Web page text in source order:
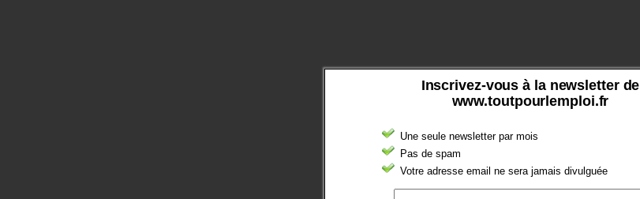
Inscrivez-vous à la newsletter de
www.toutpourlemploi.fr
Une seule newsletter par mois
Pas de spam
Votre adresse email ne sera jamais divulguée